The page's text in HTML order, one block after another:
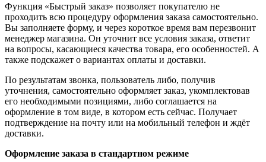
Функция «Быстрый заказ» позволяет покупателю не
проходить всю процедуру оформления заказа самостоятельно.
Вы заполняете форму, и через короткое время вам перезвонит
менеджер магазина. Он уточнит все условия заказа, ответит
на вопросы, касающиеся качества товара, его особенностей. А
также подскажет о вариантах оплаты и доставки.
По результатам звонка, пользователь либо, получив
уточнения, самостоятельно оформляет заказ, укомплектовав
его необходимыми позициями, либо соглашается на
оформление в том виде, в котором есть сейчас. Получает
подтверждение на почту или на мобильный телефон и ждёт
доставки.
Оформление заказа в стандартном режиме